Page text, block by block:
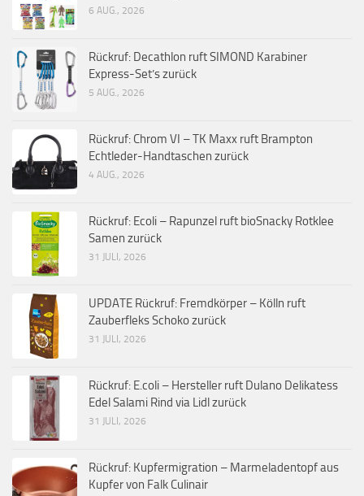
6 AUG., 2026
Rückruf: Decathlon ruft SIMOND Karabiner
Express-Set’s zurück
5 AUG., 2026
Rückruf: Chrom VI – TK Maxx ruft Brampton
Echtleder-Handtaschen zurück
4 AUG., 2026
Rückruf: Ecoli – Rapunzel ruft bioSnacky Rotklee
Samen zurück
31 JULI, 2026
UPDATE Rückruf: Fremdkörper – Kölln ruft
Zauberfleks Schoko zurück
31 JULI, 2026
Rückruf: E.coli – Hersteller ruft Dulano Delikatess
Edel Salami Rind via Lidl zurück
31 JULI, 2026
Rückruf: Kupfermigration – Marmeladentopf aus
Kupfer von Falk Culinair